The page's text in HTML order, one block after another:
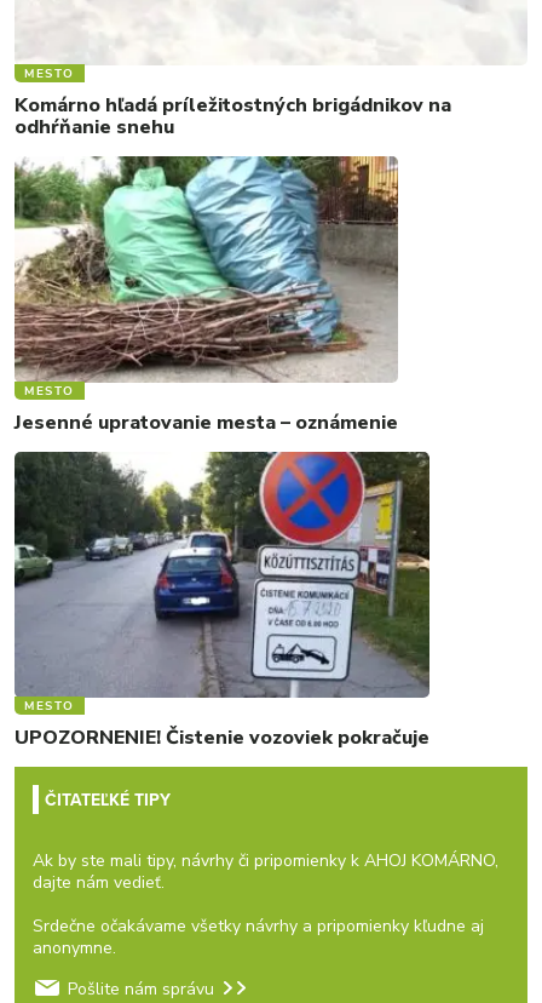
MESTO
Komárno hľadá príležitostných brigádnikov na
odhŕňanie snehu
MESTO
Jesenné upratovanie mesta – oznámenie
MESTO
UPOZORNENIE! Čistenie vozoviek pokračuje
ČITATEĽKÉ TIPY
Ak by ste mali tipy, návrhy či pripomienky k AHOJ KOMÁRNO,
dajte nám vedieť.
Srdečne očakávame všetky návrhy a pripomienky kľudne aj
anonymne.
Pošlite nám správu